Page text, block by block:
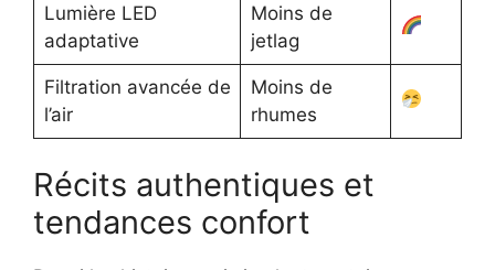
Lumière LED
adaptative
Moins de
jetlag
Filtration avancée de
l’air
Moins de
rhumes
Récits authentiques et
tendances confort